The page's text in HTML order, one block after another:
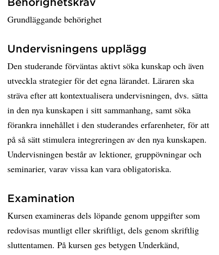
Grundläggande behörighet
Undervisningens upplägg
Den studerande förväntas aktivt söka kunskap och även
utveckla strategier för det egna lärandet. Läraren ska
sträva efter att kontextualisera undervisningen, dvs. sätta
in den nya kunskapen i sitt sammanhang, samt söka
förankra innehållet i den studerandes erfarenheter, för att
på så sätt stimulera integreringen av den nya kunskapen.
Undervisningen består av lektioner, gruppövningar och
seminarier, varav vissa kan vara obligatoriska.
Examination
Kursen examineras dels löpande genom uppgifter som
redovisas muntligt eller skriftligt, dels genom skriftlig
sluttentamen. På kursen ges betygen Underkänd,